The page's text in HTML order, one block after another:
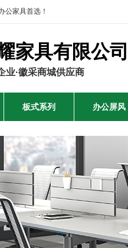
公家具首选！
家具有限公司
业·徽采商城供应商
板式系列 办公屏风